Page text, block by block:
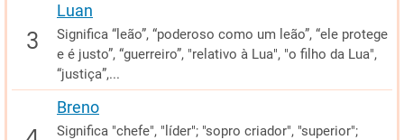
Luan
Significa “leão”, “poderoso como um leão”, “ele protege
e é justo”, “guerreiro”, "relativo à Lua", "o filho da Lua",
“justiça”,...
Breno
Significa "chefe", "líder"; "sopro criador", "superior";